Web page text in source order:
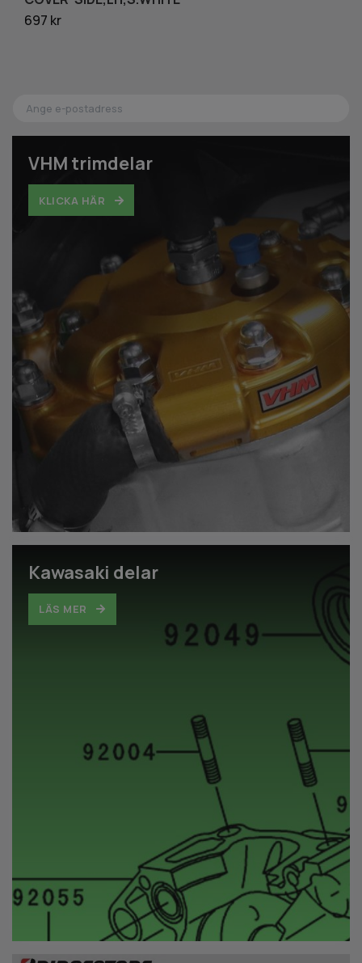
VHM trimdelar
KLICKA HÄR
Kawasaki delar
LÄS MER
697 kr